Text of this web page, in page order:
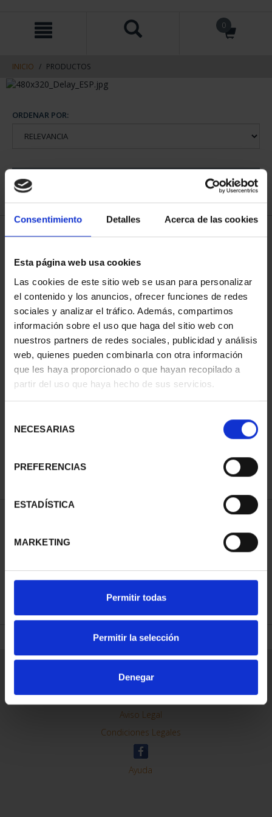
Consentimiento Detalles Acerca de las cookies
Esta página web usa cookies
Las cookies de este sitio web se usan para personalizar
el contenido y los anuncios, ofrecer funciones de redes
sociales y analizar el tráfico. Además, compartimos
información sobre el uso que haga del sitio web con
nuestros partners de redes sociales, publicidad y análisis
web, quienes pueden combinarla con otra información
que les haya proporcionado o que hayan recopilado a
partir del uso que haya hecho de sus servicios.
NECESARIAS
PREFERENCIAS
ESTADÍSTICA
MARKETING
Permitir todas
Permitir la selección
Denegar
contenido
navegacin
0
INICIO PRODUCTOS
ORDENAR POR:
1 Productos encontrados
73,00 €
REFINAR
Contacto
Preguntas Frequentes (FAQs)
Aviso Legal
Condiciones Legales
Ayuda